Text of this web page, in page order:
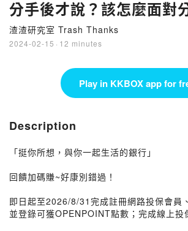
分手後才說？該怎麼面對
人關係？
渣渣研究室 Trash Thanks
2024-02-15 · 12 minutes
Play in KKBOX app for
Description
「挺你所想，與你一起生活的銀行」
回饋加碼賺~好康別錯過！
即日起至2026/8/31完成註冊網路投保會員
並登錄可獲OPENPOINT點數；完成線上投